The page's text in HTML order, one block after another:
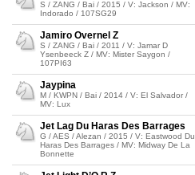
S / ZANG / Bai / 2015 / V: Jackson / MV:
Indorado / 107SG29
Jamiro Overnel Z
S / ZANG / Bai / 2011 / V: Jamar D
Ysenbeeck Z / MV: Mister Saygon /
107PI63
Jaypina
M / KWPN / Bai / 2014 / V: El Salvador /
MV: Lux
Jet Lag Du Haras Des Barrages
G / AES / Alezan / 2015 / V: Eastwood Du
Haras Des Barrages / MV: Midway De La
Bonnette